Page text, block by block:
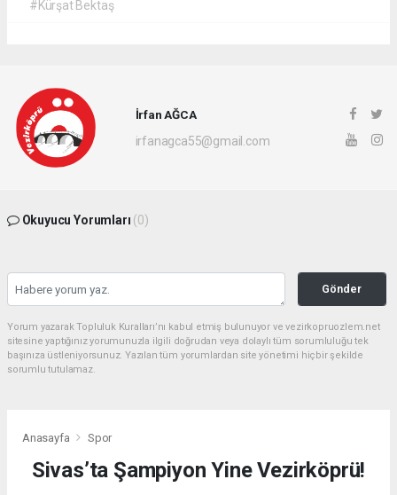
#Kürşat Bektaş
İrfan AĞCA
irfanagca55@gmail.com
Okuyucu Yorumları (0)
Gönder
Yorum yazarak Topluluk Kuralları’nı kabul etmiş bulunuyor ve vezirkopruozlem.net
sitesine yaptığınız yorumunuzla ilgili doğrudan veya dolaylı tüm sorumluluğu tek
başınıza üstleniyorsunuz. Yazılan tüm yorumlardan site yönetimi hiçbir şekilde
sorumlu tutulamaz.
Anasayfa Spor
Sivas’ta Şampiyon Yine Vezirköprü!